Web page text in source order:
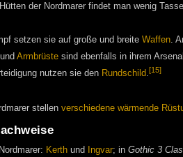
Hütten der Nordmarer findet man wenig
setzen sie auf große und breite Waffen.
und Armbrüste sind ebenfalls in ihrem
nutzen sie den Rundschild.[15]
stellen verschiedene wärmende
Kerth und Ingvar; inGothic 3